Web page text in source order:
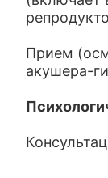
Прием
акушера-